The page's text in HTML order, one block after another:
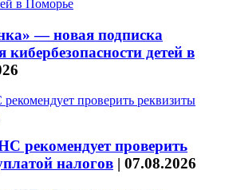
— новая подписка
кибербезопасности детей в
рекомендует проверить
налогов | 07.08.2026